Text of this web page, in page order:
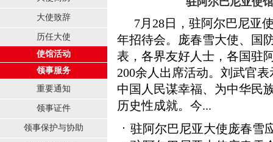
大使致辞
历任大使
使馆活动
领事服务
重要通知
领事证件
领事保护与协助
7月28日，驻阿尔巴尼亚
年招待会。庞春雪大使、国
表，各界友好人士，各国驻
200余人出席活动。刘武官
中国人民谋幸福、为中华民
历史性成就。今...
驻阿尔巴尼亚大使庞春雪